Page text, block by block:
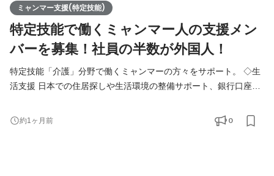
ミャンマー支援(特定技能)
特定技能で働くミャンマー人の支援メン
バーを募集！社員の半数が外国人！
特定技能「介護」分野で働くミャンマーの方々をサポート。 ◇生
活支援 日本での住居探しや生活環境の整備サポート、銀行口座開
や就業規則、職場のルール説明、日常業務のサポート。 ◇通訳・
約1ヶ月前 0